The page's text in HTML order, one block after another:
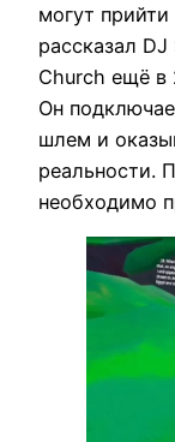
могут
рассказал
Church ещё в
Он
шлем и
реальности.
необходимо